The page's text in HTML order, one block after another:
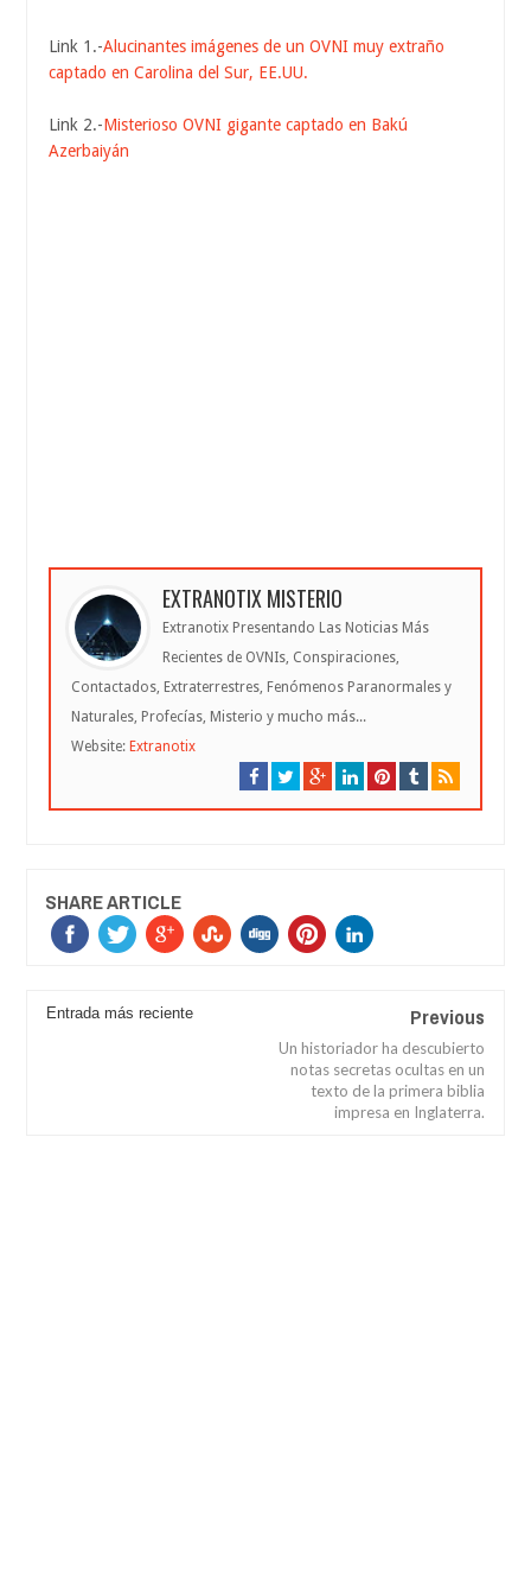
Link 1.-Alucinantes imágenes de un OVNI muy extraño
captado en Carolina del Sur, EE.UU.
Link 2.-Misterioso OVNI gigante captado en Bakú
Azerbaiyán
EXTRANOTIX MISTERIO
Extranotix Presentando Las Noticias Más
Recientes de OVNIs, Conspiraciones,
Contactados, Extraterrestres, Fenómenos Paranormales y
Naturales, Profecías, Misterio y mucho más...
Website: Extranotix
SHARE ARTICLE
Entrada más reciente Previous
Un historiador ha descubierto
notas secretas ocultas en un
texto de la primera biblia
impresa en Inglaterra.